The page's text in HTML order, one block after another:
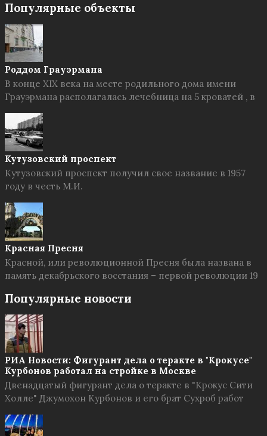
Популярные объекты
Роддом Грауэрмана
В конце XIX века на месте родильного дома имени
Грауэрмана располагалась лечебница на 5 кроватей , в
Кутузовский проспект
Кутузовский проспект получил свое название в 1957
году в честь М.И.
Красная Пресня
Красной, или революционной Пресня была названа в
память декабрьского восстания – первой революции 19
Популярные новости
РИА Новости: Фигурант дела о теракте в "Крокусе"
Курбонов работал на стройке в Москве
Двенадцатый фигурант дела о теракте в "Крокус Сити
Холле" Джумохон Курбонов и его брат Сухроб работ